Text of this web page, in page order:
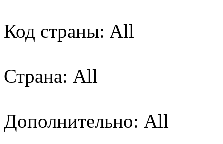
Код страны: All
Страна: All
Дополнительно: All